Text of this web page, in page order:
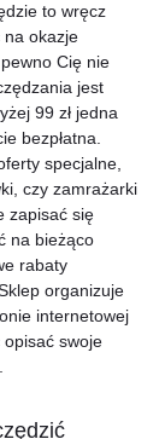
to wręcz
na okazje
Cię nie
jest
99 zł jedna
bezpłatna.
specjalne,
czy zamrażarki
zapisać się
na bieżąco
rabaty
organizuje
internetowej
swoje